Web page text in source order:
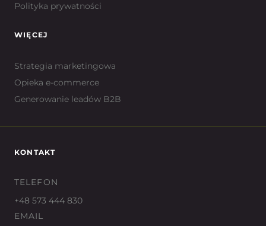
Polityka prywatności
WIĘCEJ
Strategia marketingowa
Opieka e-commerce
Generowanie leadów B2B
KONTAKT
TELEFON
+48 573 444 830
EMAIL